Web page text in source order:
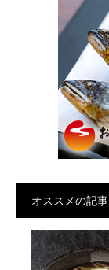
オススメの記事